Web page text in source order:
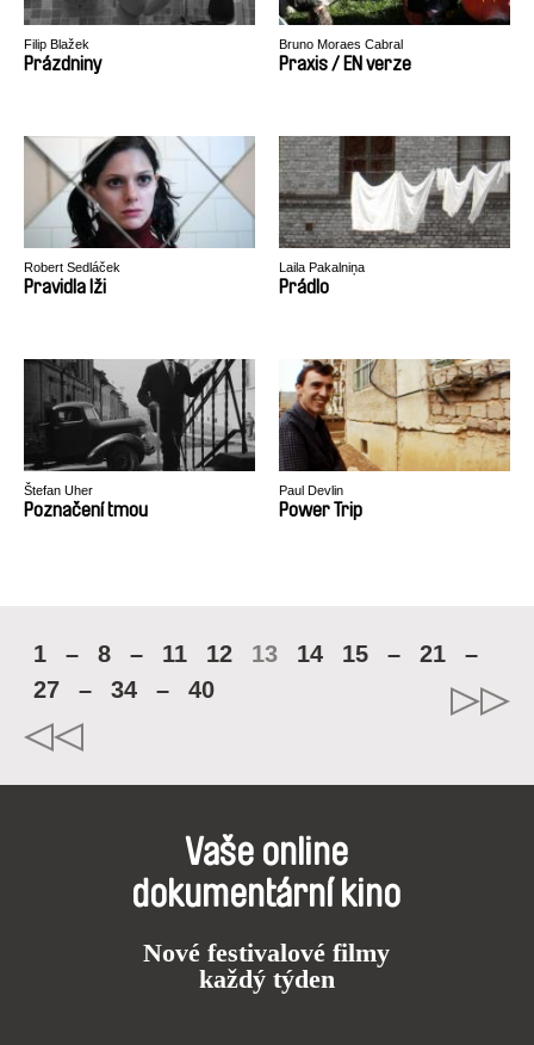
Filip Blažek
Prázdniny
Bruno Moraes Cabral
Praxis / EN verze
Robert Sedláček
Pravidla lži
Laila Pakalniņa
Prádlo
Štefan Uher
Poznačení tmou
Paul Devlin
Power Trip
1 – 8 – 11 12 13 14 15 – 21
–
27
– 34 – 40
Vaše online
dokumentární kino
Nové festivalové filmy
každý týden